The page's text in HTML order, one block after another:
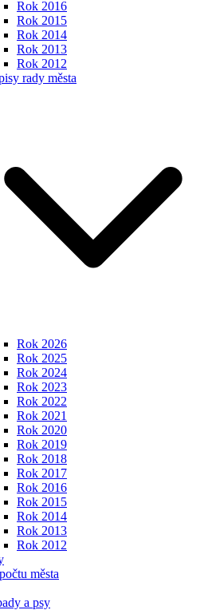
Rok 2016
Rok 2015
Rok 2014
Rok 2013
Rok 2012
rady města
Rok 2026
Rok 2025
Rok 2024
Rok 2023
Rok 2022
Rok 2021
Rok 2020
Rok 2019
Rok 2018
Rok 2017
Rok 2016
Rok 2015
Rok 2014
Rok 2013
Rok 2012
města
a psy